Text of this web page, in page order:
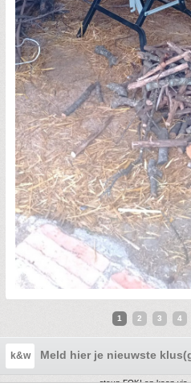
1 2 3 4
k&w Meld hier je nieuwste
steun FOK! en koop via